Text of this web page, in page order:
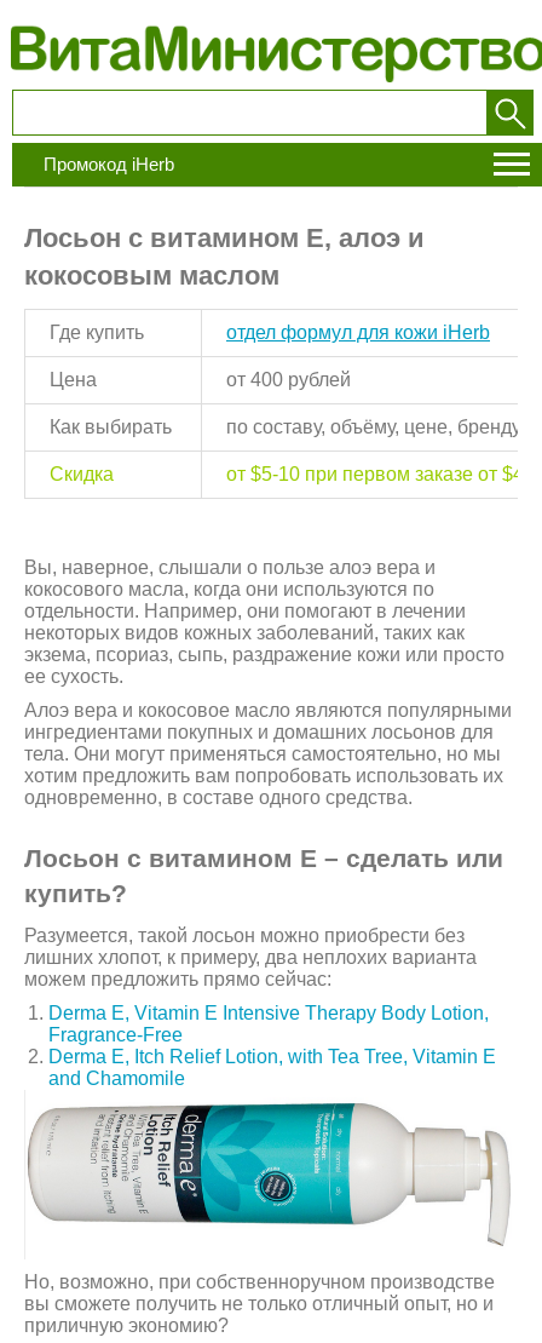
Промокод iHerb
Лосьон с витамином Е, алоэ и
кокосовым маслом
Где купить отдел формул для кожи iHerb
Цена от 400 рублей
Как выбирать по составу, объёму, цене, бренду
Скидка от $5-10 при первом заказе от
Вы, наверное, слышали о пользе алоэ вера и
кокосового масла, когда они используются по
отдельности. Например, они помогают в лечении
некоторых видов кожных заболеваний, таких как
экзема, псориаз, сыпь, раздражение кожи или просто
ее сухость.
Алоэ вера и кокосовое масло являются популярными
ингредиентами покупных и домашних лосьонов для
тела. Они могут применяться самостоятельно, но мы
хотим предложить вам попробовать использовать их
одновременно, в составе одного средства.
Лосьон с витамином Е – сделать или
купить?
Разумеется, такой лосьон можно приобрести без
лишних хлопот, к примеру, два неплохих варианта
можем предложить прямо сейчас:
Derma E, Vitamin E Intensive Therapy Body Lotion,
Fragrance-Free
Derma E, Itch Relief Lotion, with Tea Tree, Vitamin E
and Chamomile
Но, возможно, при собственноручном производстве
вы сможете получить не только отличный опыт, но и
приличную экономию?